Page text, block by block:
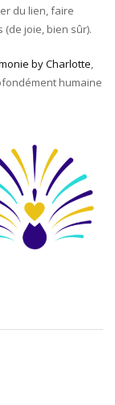
du lien, faire
joie, bien sûr).
by Charlotte,
humaine